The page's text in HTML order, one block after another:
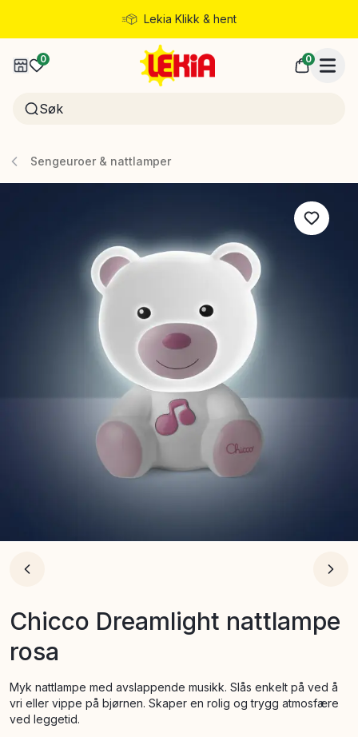
Lekia Klikk & hent
Rask levering
0 0
Sengeuroer & nattlamper
Chicco Dreamlight nattlampe
rosa
Myk nattlampe med avslappende musikk. Slås enkelt på ved å
vri eller vippe på bjørnen. Skaper en rolig og trygg atmosfære
ved leggetid.